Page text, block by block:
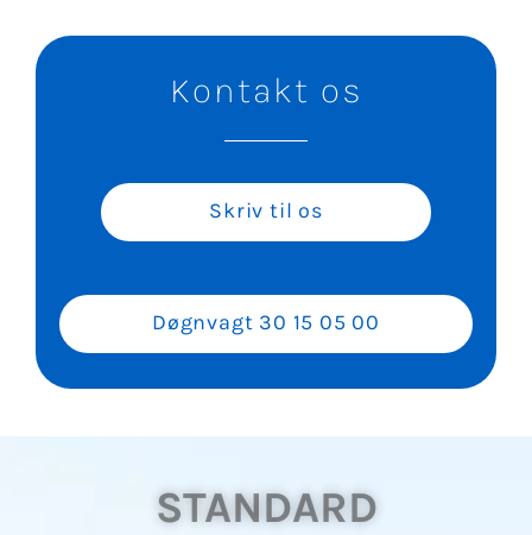
Kontakt os
Skriv til os
Døgnvagt 30 15 05 00
STANDARD